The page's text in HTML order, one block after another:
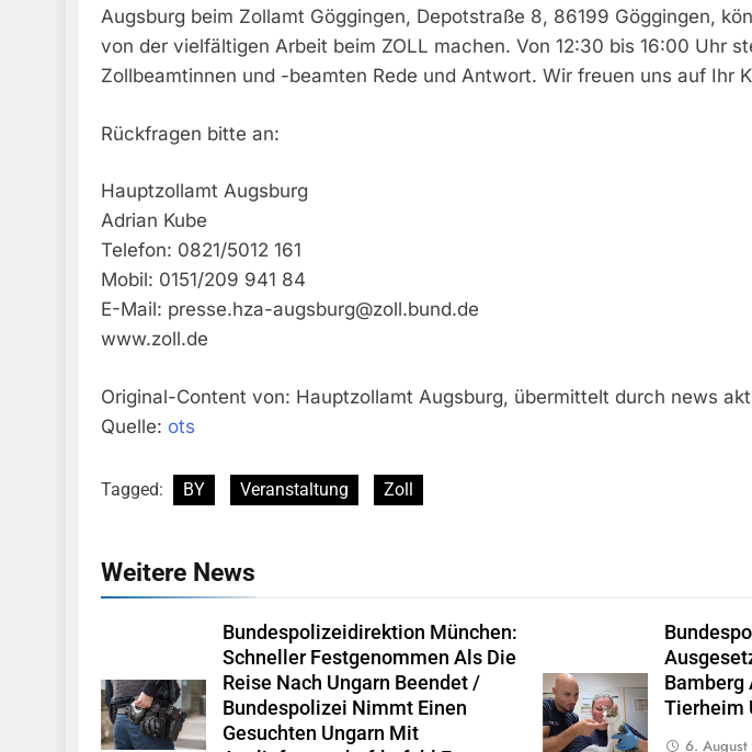
Augsburg beim Zollamt Göggingen, Depotstraße 8, 86199 Göggingen,
von der vielfältigen Arbeit beim ZOLL machen. Von 12:30 bis 16:00 Uhr
Zollbeamtinnen und -beamten Rede und Antwort. Wir freuen uns auf Ihr
Rückfragen bitte an:
Hauptzollamt Augsburg
Adrian Kube
Telefon: 0821/5012 161
Mobil: 0151/209 941 84
E-Mail: presse.hza-augsburg@zoll.bund.de
www.zoll.de
Original-Content von: Hauptzollamt Augsburg, übermittelt durch news
Quelle: ots
Tagged: BY Veranstaltung Zoll
Weitere News
Bundespolizeidirektion München:
Schneller Festgenommen Als Die
Reise Nach Ungarn Beendet /
Bundespolizei Nimmt Einen
Gesuchten Ungarn Mit
Tierheim
6.